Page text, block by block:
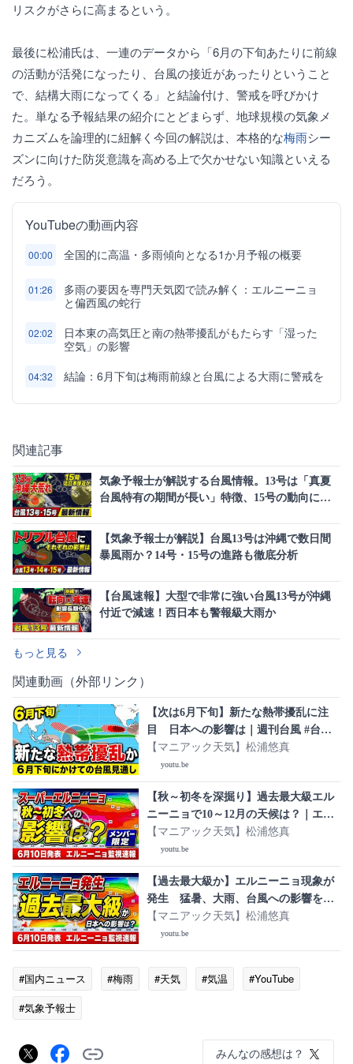
リスクがさらに高まるという。
最後に松浦氏は、一連のデータから「6月の下旬あたりに前線
の活動が活発になったり、台風の接近があったりということ
で、結構大雨になってくる」と結論付け、警戒を呼びかけ
た。単なる予報結果の紹介にとどまらず、地球規模の気象メ
カニズムを論理的に紐解く今回の解説は、本格的な梅雨シー
ズンに向けた防災意識を高める上で欠かせない知識といえる
だろう。
YouTubeの動画内容
00:00 全国的に高温・多雨傾向となる1か月予報の概要
01:26
多雨の要因を専門天気図で読み解く：エルニーニョ
と偏西風の蛇行
02:02
日本東の高気圧と南の熱帯擾乱がもたらす「湿った
空気」の影響
04:32 結論：6月下旬は梅雨前線と台風による大雨に警戒を
関連記事
気象予報士が解説する台風情報。13号は「真夏
台風特有の期間が長い」特徴、15号の動向にも
【気象予報士が解説】台風13号は沖縄で数日間
暴風雨か？14号・15号の進路も徹底分析
【台風速報】大型で非常に強い台風13号が沖縄
付近で減速！西日本も警報級大雨か
もっと見る
関連動画（外部リンク）
【次は6月下旬】新たな熱帯擾乱に注
目 日本への影響は｜週刊台風 #台風 #
マニアック天気
【マニアック天気】松浦悠真
youtu.be
【秋～初冬を深掘り】過去最大級エル
ニーニョで10～12月の天候は？｜エル
ニーニョ監視速報【メンバー限定】 #
エルニーニョ #スーパーエルニーニョ #
異常気象
【マニアック天気】松浦悠真
youtu.be
【過去最大級か】エルニーニョ現象が
発生 猛暑、大雨、台風への影響を詳
しく｜エルニーニョ監視速報 #エルニ
ーニョ #スーパーエルニーニョ #異常気
象
【マニアック天気】松浦悠真
youtu.be
#国内ニュース #梅雨 #天気 #気温
#YouTube
#気象予報士
みんなの感想は？